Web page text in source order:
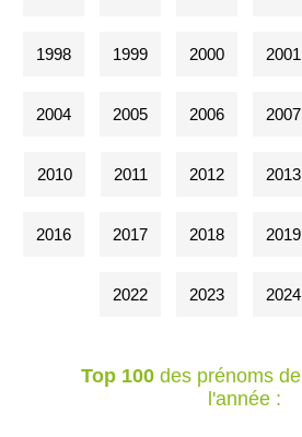
1998 1999 2000 2001
2004 2005 2006 2007
2010 2011 2012 2013
2016 2017 2018 2019
2022 2023 2024
Top 100des prénoms de
l'année :